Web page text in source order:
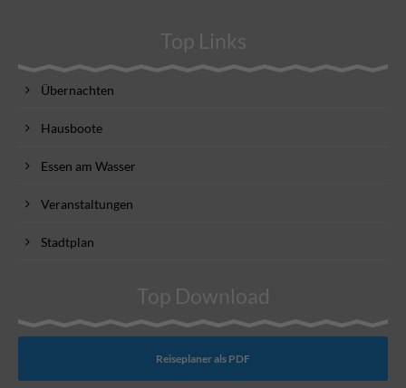
Top Links
Übernachten
Hausboote
Essen am Wasser
Veranstaltungen
Stadtplan
Top Download
Reiseplaner als PDF